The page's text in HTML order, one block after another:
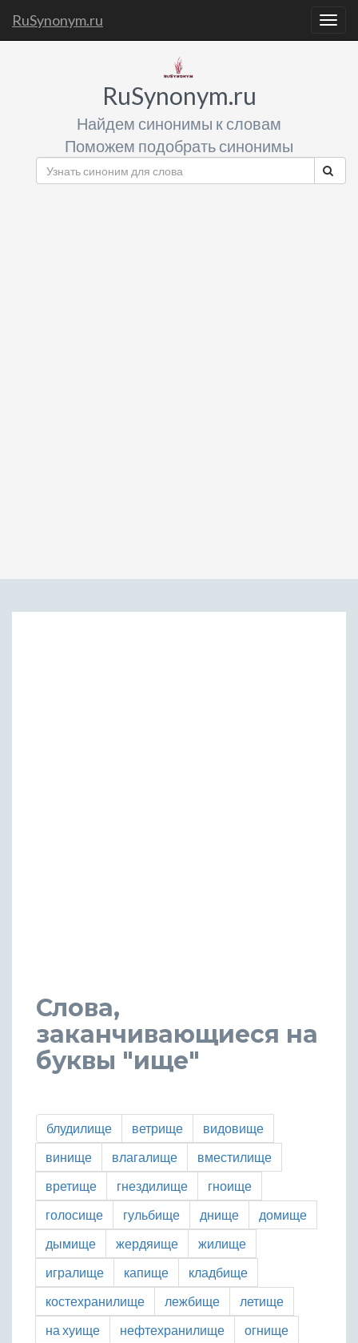
RuSynonym.ru
RuSynonym.ru
Найдем синонимы к словам
Поможем подобрать синонимы
Слова,
заканчивающиеся на
буквы "ище"
блудилище ветрище
видовище
винище
влагалище
вместилище
вретище
гнездилище
гноище
голосище
гульбище днище
домище
дымище
жердяище
жилище
игралище
капище
кладбище
костехранилище
лежбище
летище
на хуище
нефтехранилище
огнище